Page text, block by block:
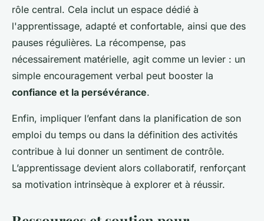
rôle central. Cela inclut un espace dédié à
l'apprentissage, adapté et confortable, ainsi que des
pauses régulières. La récompense, pas
nécessairement matérielle, agit comme un levier : un
simple encouragement verbal peut booster la
confiance et la persévérance.
Enfin, impliquer l’enfant dans la planification de son
emploi du temps ou dans la définition des activités
contribue à lui donner un sentiment de contrôle.
L’apprentissage devient alors collaboratif, renforçant
sa motivation intrinsèque à explorer et à réussir.